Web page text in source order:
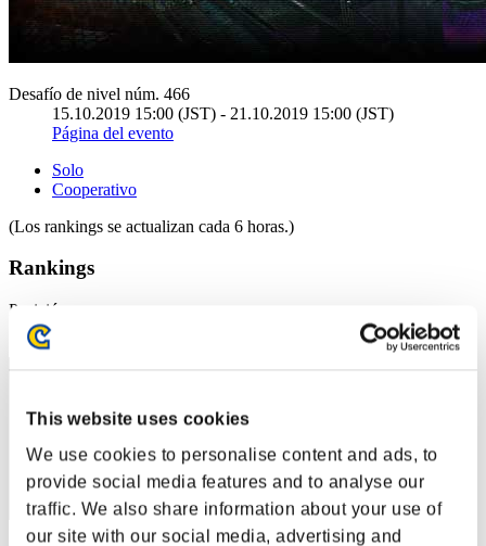
This website uses cookies
We use cookies to personalise content and ads, to
provide social media features and to analyse our
traffic. We also share information about your use of
our site with our social media, advertising and
Desafío de nivel núm. 466
15.10.2019 15:00 (JST) - 21.10.2019 15:00 (JST)
Página del evento
Solo
Cooperativo
(Los rankings se actualizan cada 6 horas.)
Rankings
Posición